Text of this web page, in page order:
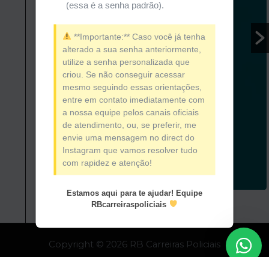
Copyright © 2026 RB Carreiras Policiais
(essa é a senha padrão).
**Importante:** Caso você já tenha
alterado a sua senha anteriormente,
utilize a senha personalizada que
criou. Se não conseguir acessar
mesmo seguindo essas orientações,
entre em contato imediatamente com
a nossa equipe pelos canais oficiais
de atendimento, ou, se preferir, me
envie uma mensagem no direct do
Instagram que vamos resolver tudo
com rapidez e atenção!
Estamos aqui para te ajudar! Equipe
RBcarreiraspoliciais